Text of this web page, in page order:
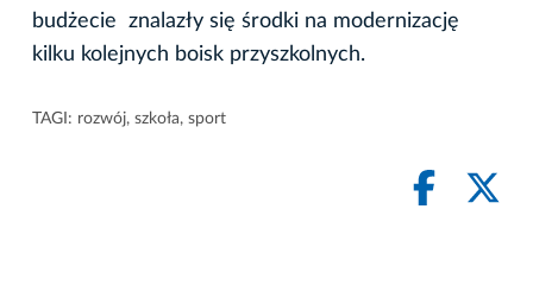
budżecie znalazły się środki na modernizację
kilku kolejnych boisk przyszkolnych.
TAGI: rozwój, szkoła, sport